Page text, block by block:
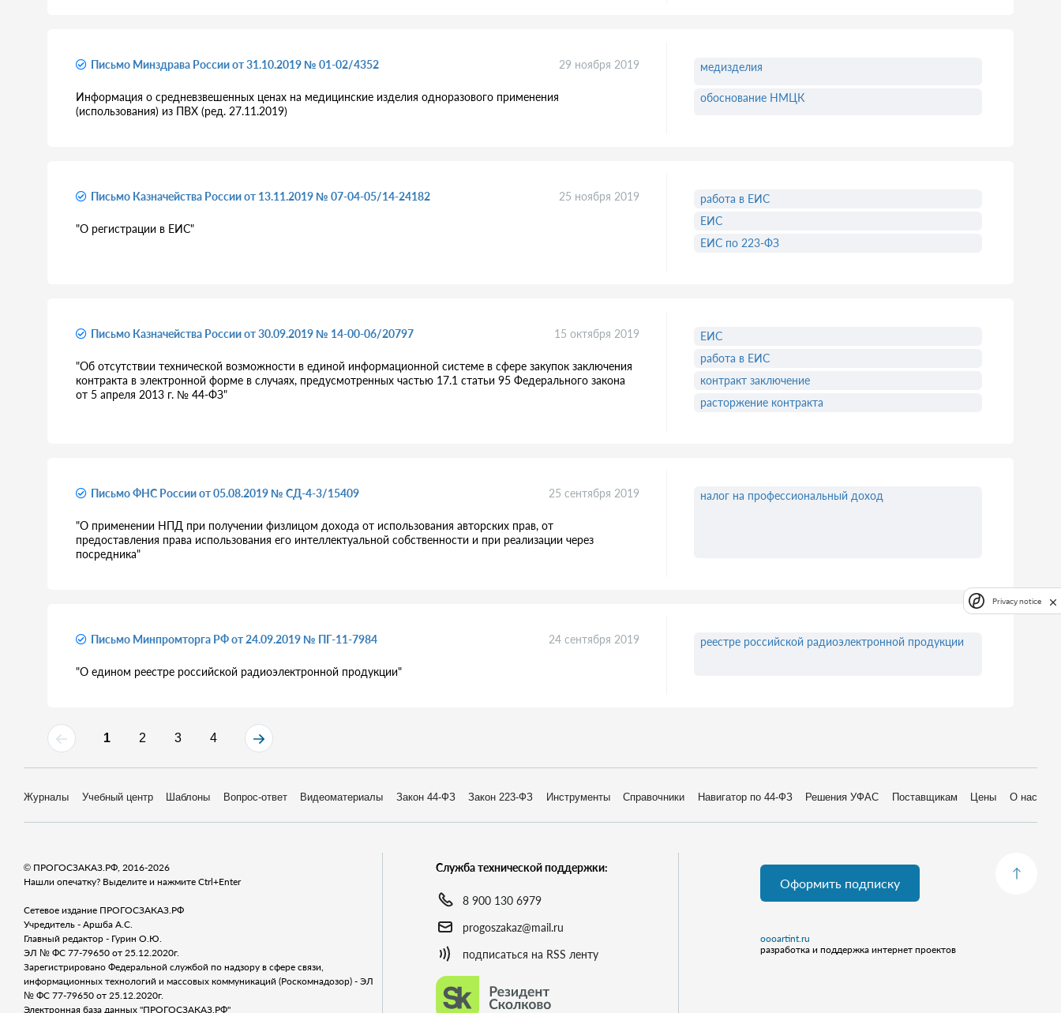
Письмо Минздрава России от 31.10.2019 № 01-02/4352 29 ноября 2019
Информация о средневзвешенных ценах на медицинские изделия одноразового применения
(использования) из ПВХ (ред. 27.11.2019)
медизделия
обоснование НМЦК
Письмо Казначейства России от 13.11.2019 № 07-04-05/14-24182 25 ноября 2019
"О регистрации в ЕИС"
работа в ЕИС
ЕИС
ЕИС по 223-ФЗ
Письмо Казначейства России от 30.09.2019 № 14-00-06/20797 15 октября 2019
"Об отсутствии технической возможности в единой информационной системе в сфере закупок заключения
контракта в электронной форме в случаях, предусмотренных частью 17.1 статьи 95 Федерального закона
от 5 апреля 2013 г. № 44-ФЗ"
ЕИС
работа в ЕИС
контракт заключение
расторжение контракта
Письмо ФНС России от 05.08.2019 № СД-4-3/15409 25 сентября 2019
"О применении НПД при получении физлицом дохода от использования авторских прав, от
предоставления права использования его интеллектуальной собственности и при реализации через
посредника"
налог на профессиональный доход
Письмо Минпромторга РФ от 24.09.2019 № ПГ-11-7984 24 сентября 2019
"О едином реестре российской радиоэлектронной продукции"
реестре российской радиоэлектронной продукции
1 2 3 4
Журналы Учебный центр Шаблоны Вопрос-ответ Видеоматериалы Закон 44-ФЗ Закон 223-ФЗ Инструменты Справочники Навигатор по 44-ФЗ Решения УФАС Поставщикам Цены О нас
© ПРОГОСЗАКАЗ.РФ, 2016-2026
Нашли опечатку? Выделите и нажмите Ctrl+Enter
Сетевое издание ПРОГОСЗАКАЗ.РФ
Учредитель - Аршба А.С.
Главный редактор - Гурин О.Ю.
ЭЛ № ФС 77-79650 от 25.12.2020г.
Зарегистрировано Федеральной службой по надзору в сфере связи,
информационных технологий и массовых коммуникаций (Роскомнадозор) - ЭЛ
№ ФС 77-79650 от 25.12.2020г.
Электронная база данных "ПРОГОСЗАКАЗ.РФ"
Служба технической поддержки:
8 900 130 6979
progoszakaz@mail.ru
подписаться на RSS ленту
Оформить подписку
oooartint.ru
разработка и поддержка интернет проектов
Privacy notice